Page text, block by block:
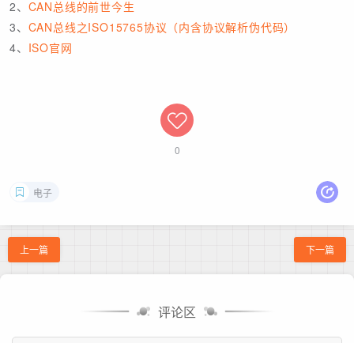
2、 CAN总线的前世今生
3、 CAN总线之ISO15765协议（内含协议解析伪代码）
4、 ISO官网
0
电子
上一篇 下一篇
评论区